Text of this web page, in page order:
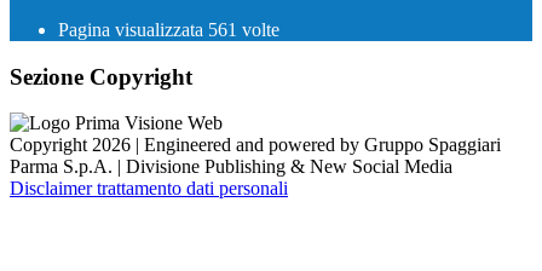
Pagina visualizzata 561 volte
Sezione Copyright
Copyright 2026 | Engineered and powered by Gruppo Spaggiari
Parma S.p.A. | Divisione Publishing & New Social Media
Disclaimer trattamento dati personali